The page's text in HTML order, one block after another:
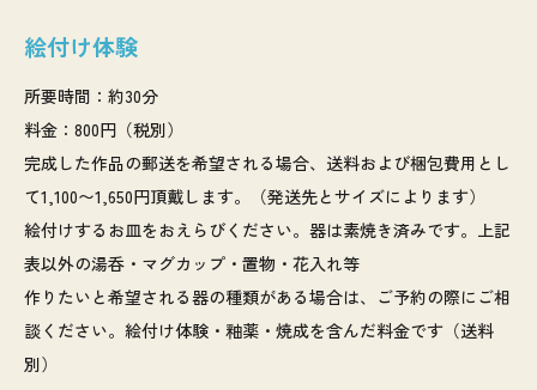
絵付け体験
所要時間：約30分
料金：800円（税別）
完成した作品の郵送を希望される場合、送料および梱包費用とし
て1,100〜1,650円頂戴します。（発送先とサイズによります）
絵付けするお皿をおえらびください。器は素焼き済みです。上記
表以外の湯呑・マグカップ・置物・花入れ等
作りたいと希望される器の種類がある場合は、ご予約の際にご相
談ください。絵付け体験・釉薬・焼成を含んだ料金です（送料
別）